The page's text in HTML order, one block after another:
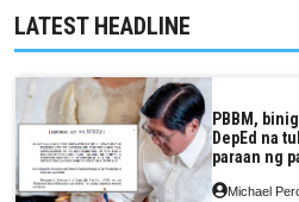
LATEST HEADLINE
PBBM,
DepEd na
paraan ng
Michael